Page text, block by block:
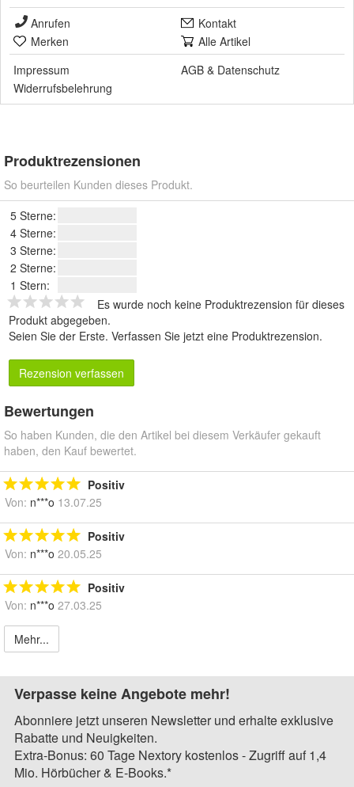
Anrufen
Kontakt
Merken
Alle Artikel
Impressum
AGB & Datenschutz
Widerrufsbelehrung
Produktrezensionen
So beurteilen Kunden dieses Produkt.
5 Sterne:
4 Sterne:
3 Sterne:
2 Sterne:
1 Stern:
Es wurde noch keine Produktrezension für dieses
Produkt abgegeben.
Seien Sie der Erste. Verfassen Sie jetzt eine Produktrezension.
Rezension verfassen
Bewertungen
So haben Kunden, die den Artikel bei diesem Verkäufer gekauft
haben, den Kauf bewertet.
Positiv
Von: n***o 13.07.25
Positiv
Von: n***o 20.05.25
Positiv
Von: n***o 27.03.25
Mehr...
Verpasse keine Angebote mehr!
Abonniere jetzt unseren Newsletter und erhalte exklusive
Rabatte und Neuigkeiten.
Extra-Bonus: 60 Tage Nextory kostenlos - Zugriff auf 1,4
Mio. Hörbücher & E-Books.*